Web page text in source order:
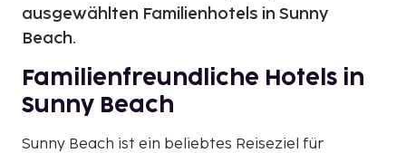
ausgewählten Familienhotels in Sunny
Beach.
Familienfreundliche Hotels in
Sunny Beach
Sunny Beach ist ein beliebtes Reiseziel für